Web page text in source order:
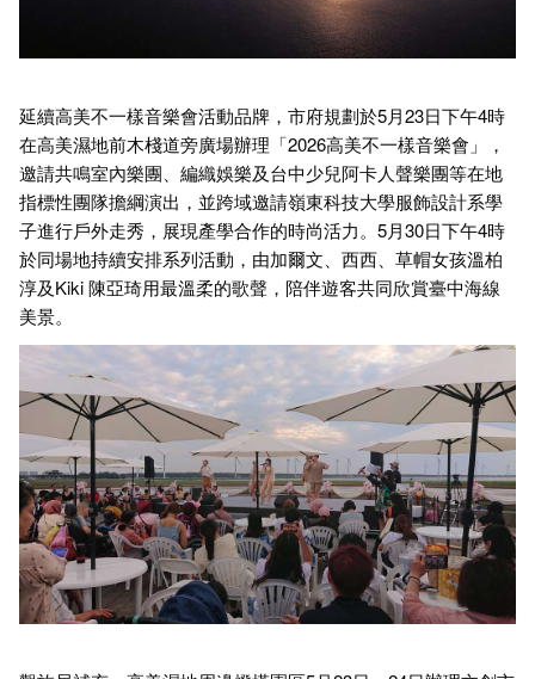
延續高美不一樣音樂會活動品牌，市府規劃於5月23日下午4時
在高美濕地前木棧道旁廣場辦理「2026高美不一樣音樂會」，
邀請共鳴室內樂團、編織娛樂及台中少兒阿卡人聲樂團等在地
指標性團隊擔綱演出，並跨域邀請嶺東科技大學服飾設計系學
子進行戶外走秀，展現產學合作的時尚活力。5月30日下午4時
於同場地持續安排系列活動，由加爾文、西西、草帽女孩溫柏
淳及Kiki 陳亞琦用最溫柔的歌聲，陪伴遊客共同欣賞臺中海線
美景。